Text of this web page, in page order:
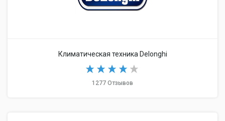
Климатическая техника Delonghi
1277 Отзывов